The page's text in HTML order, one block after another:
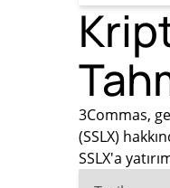
3Commas,
(SSLX)
SSLX'a